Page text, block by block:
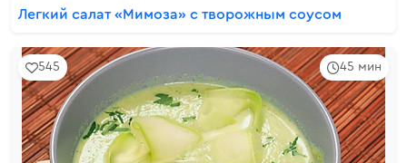
Легкий салат «Мимоза» с творожным соусом
45 мин
545